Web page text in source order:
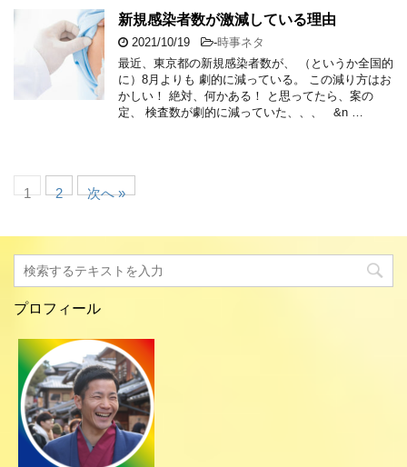
新規感染者数が激減している理由
2021/10/19 -時事ネタ
最近、東京都の新規感染者数が、 （というか全国的
に）8月よりも 劇的に減っている。 この減り方はお
かしい！ 絶対、何かある！ と思ってたら、案の
定、 検査数が劇的に減っていた、、、 &n …
1 2 次へ »
プロフィール